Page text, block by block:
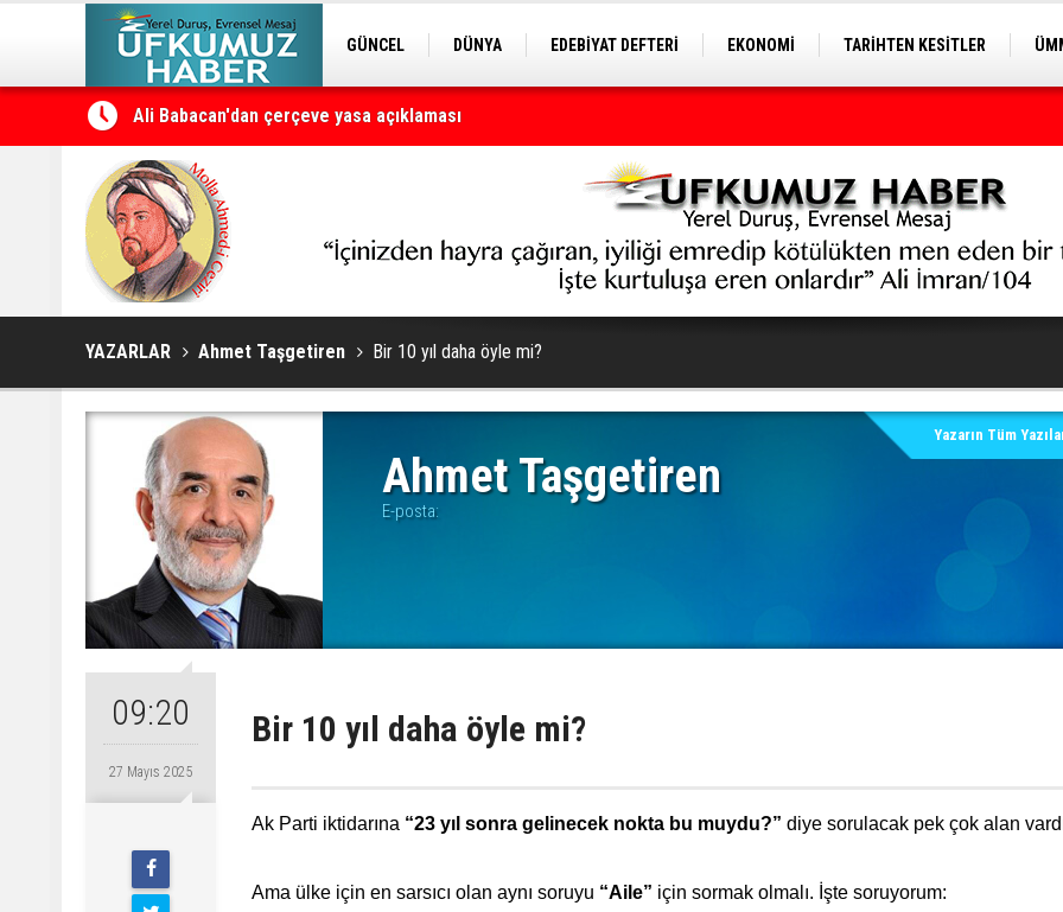
GÜNCEL DÜNYA EDEBİYAT DEFTERİ EKONOMİ TARİHTEN KESİTLER
Ali Babacan'dan çerçeve yasa açıklaması
Petrol erzan bû
YAZARLAR Ahmet Taşgetiren Bir 10 yıl daha öyle mi?
Ahmet Taşgetiren
E-posta:
Yazarın Tüm
09:20
27 Mayıs 2025
Bir 10 yıl daha öyle mi?
Ak Parti iktidarına “23 yıl sonra gelinecek nokta bu muydu?” diye sorulacak pek çok alan
Ama ülke için en sarsıcı olan aynı soruyu “Aile” için sormak olmalı. İşte soruyorum: